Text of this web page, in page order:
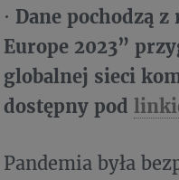
· Dane pochodzą
Europe 2023”
globalnej sieci
dostępny pod
Pandemia była